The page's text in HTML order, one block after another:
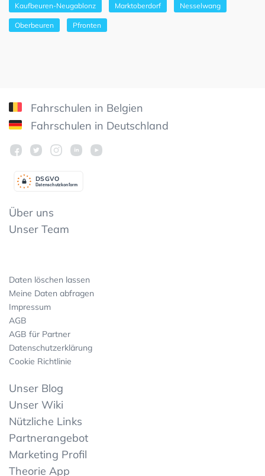
Kaufbeuren-Neugablonz Marktoberdorf Nesselwang
Oberbeuren Pfronten
Fahrschulen in Belgien
Fahrschulen in Deutschland
Datenschutzkonform
DSGVO
Über uns
Unser Team
Daten löschen lassen
Meine Daten abfragen
Impressum
AGB
AGB für Partner
Datenschutzerklärung
Cookie Richtlinie
Unser Blog
Unser Wiki
Nützliche Links
Partnerangebot
Marketing Profil
Theorie App